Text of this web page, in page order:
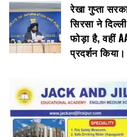
रेखा गुप्ता
सिरसा ने
फोड़ा है, वहीं
प्रदर्शन किया।